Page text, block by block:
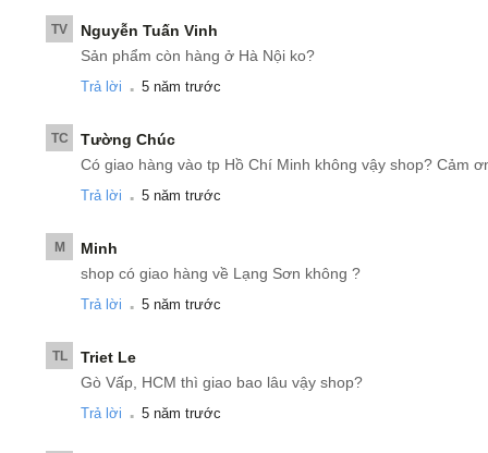
TV
Nguyễn Tuấn Vinh
Sản phẩm còn hàng ở Hà Nội ko?
Trả lời . 5 năm trước
TC
Tường Chúc
Có giao hàng vào tp Hồ Chí Minh không vậy shop? Cảm
Trả lời . 5 năm trước
M
Minh
shop có giao hàng về Lạng Sơn không ?
Trả lời . 5 năm trước
TL
Triet Le
Gò Vấp, HCM thì giao bao lâu vậy shop?
Trả lời . 5 năm trước